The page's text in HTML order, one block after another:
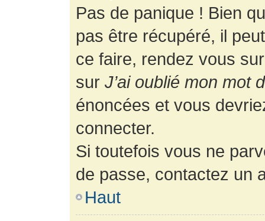
Pas de panique ! Bien
pas être récupéré, il
ce faire, rendez vous
sur J’ai oublié mon mot
énoncées et vous
connecter.
Si toutefois vous ne
de passe, contactez un
Haut